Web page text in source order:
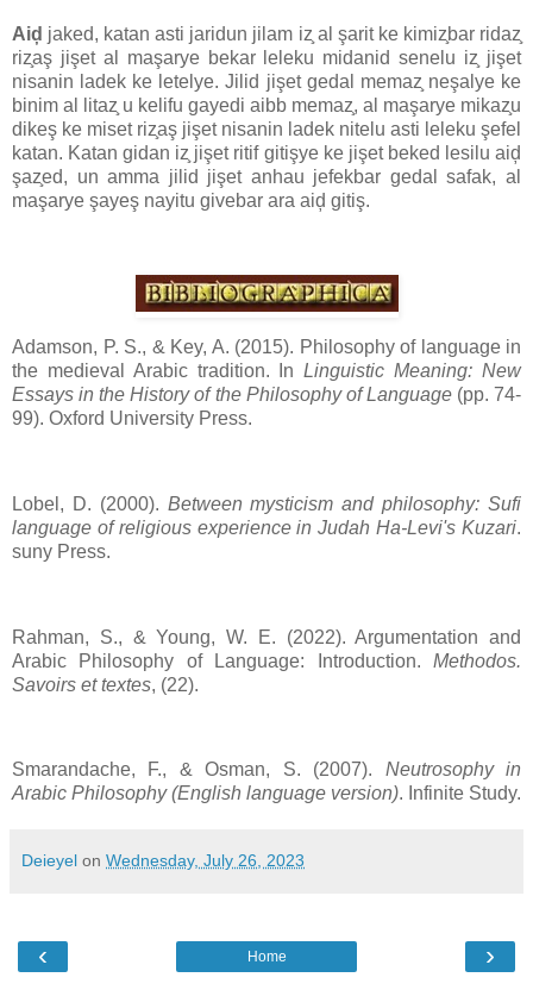
Aiḑ jaked, katan asti jaridun jilam iz̧ al şarit ke kimiz̧bar ridaz̧
riz̧aş jişet al maşarye bekar leleku midanid senelu iz̧ jişet
nisanin ladek ke letelye. Jilid jişet gedal memaz̧ neşalye ke
binim al litaz̧ u kelifu gayedi aibb memaz̧, al maşarye mikaz̧u
dikeş ke miset riz̧aş jişet nisanin ladek nitelu asti leleku şefel
katan. Katan gidan iz̧ jişet ritif gitişye ke jişet beked lesilu aiḑ
şaz̧ed, un amma jilid jişet anhau jefekbar gedal safak, al
maşarye şayeş nayitu givebar ara aiḑ gitiş.
Adamson, P. S., & Key, A. (2015). Philosophy of language in
the medieval Arabic tradition. InLinguistic Meaning: New
Essays in the History of the Philosophy of Language(pp. 74-
99). Oxford University Press.
Lobel, D. (2000). Between mysticism and philosophy: Sufi
language of religious experience in Judah Ha-Levi's Kuzari.
suny Press.
Rahman, S., & Young, W. E. (2022). Argumentation and
Arabic Philosophy of Language: Introduction. Methodos.
Savoirs et textes, (22).
Smarandache, F., & Osman, S. (2007). Neutrosophy in
Arabic Philosophy (English language version). Infinite Study.
Deieyel on Wednesday, July 26, 2023
‹ ›
Home